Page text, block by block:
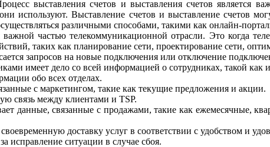
выставления счетов и выставления счетов является
используют. Выставление счетов и выставление счетов
различными способами, такими как онлайн-
частью телекоммуникационной отрасли. Это когда
таких как планирование сети, проектирование сети,
запросов на новые подключения или отключение
имеет дело со всей информацией о сотрудниках, такой как
обо всех отделах.
с маркетингом, такие как текущие предложения и акции.
связь между клиентами и TSP.
данные, связанные с продажами, такие как ежемесячные,
своевременную доставку услуг в соответствии с удобством и
исправление ситуации в случае сбоя.